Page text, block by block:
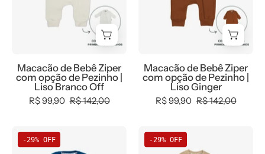
Pezinho
Branco
Off
Macacão de Bebê Ziper
com opção de Pezinho |
Liso Branco Off
R$ 99,90 R$ 142,00
de
Pezinho
Ginger
Macacão de Bebê Ziper
com opção de Pezinho |
Liso Ginger
R$ 99,90 R$ 142,00
de
-29% OFF
de
-29% OFF